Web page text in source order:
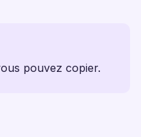
pouvez copier.